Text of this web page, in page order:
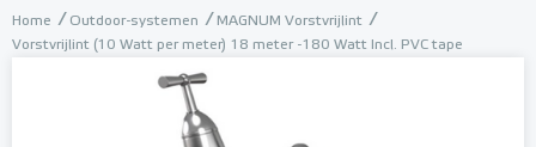
Home Outdoor-systemen
MAGNUM Vorstvrijlint
Vorstvrijlint (10 Watt per meter) 18 meter -180 Watt Incl. PVC tape